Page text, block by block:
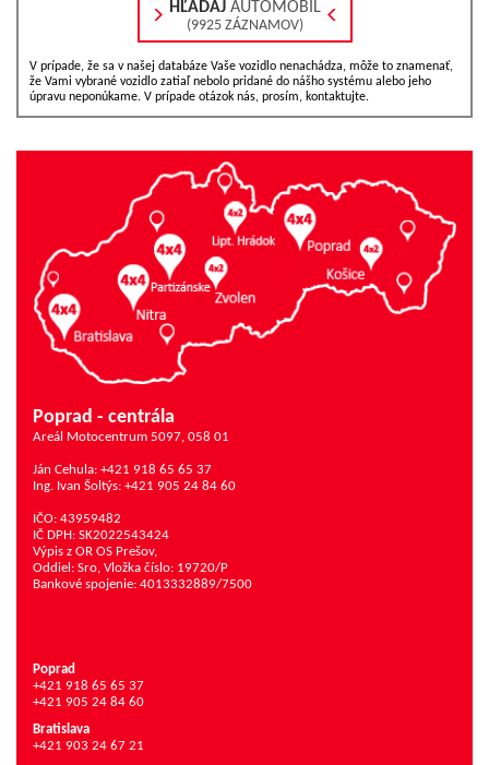
HĽADAJAUTOMOBIL
(9925 ZÁZNAMOV)
V prípade, že sa v našej databáze Vaše vozidlo nenachádza, môže to znamenať,
že Vami vybrané vozidlo zatiaľ nebolo pridané do nášho systému alebo jeho
úpravu neponúkame. V prípade otázok nás, prosím, kontaktujte.
Poprad - centrála
Areál Motocentrum 5097, 058 01
Ján Cehula: +421 918 65 65 37
Ing. Ivan Šoltýs: +421 905 24 84 60
IČO: 43959482
IČ DPH: SK2022543424
Výpis z OR OS Prešov,
Oddiel: Sro, Vložka číslo: 19720/P
Bankové spojenie: 4013332889/7500
Poprad
+421 918 65 65 37
+421 905 24 84 60
Bratislava
+421 903 24 67 21